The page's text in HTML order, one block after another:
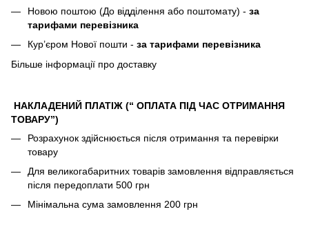
Новою поштою (До відділення або поштомату) - за
тарифами перевізника
Кур’єром Нової пошти - за тарифами перевізника
Більше інформації про доставку
НАКЛАДЕНИЙ ПЛАТІЖ (“ ОПЛАТА ПІД ЧАС ОТРИМАННЯ
ТОВАРУ”)
Розрахунок здійснюється після отримання та перевірки
товару
Для великогабаритних товарів замовлення відправляється
після передоплати 500 грн
Мінімальна сума замовлення 200 грн